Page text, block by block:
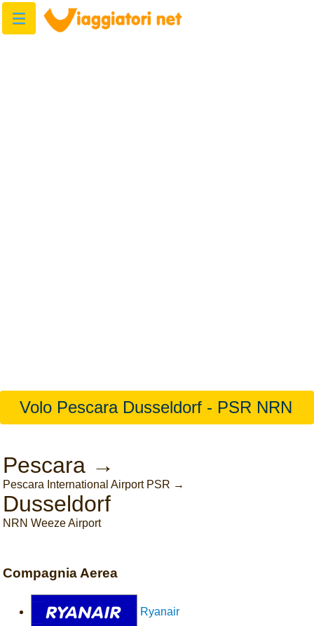
Volo Pescara Dusseldorf - PSR NRN
Pescara →
Pescara International Airport PSR →
Dusseldorf
NRN Weeze Airport
Compagnia Aerea
Ryanair